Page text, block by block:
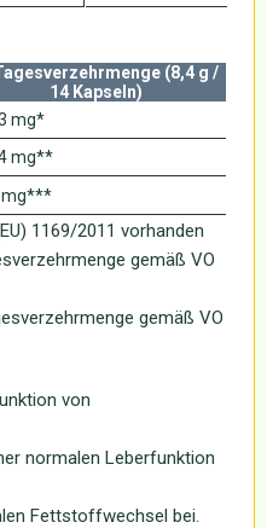
(8,4 g /
14 Kapseln)
mg*
mg**
mg***
1169/2011 vorhanden
gemäß VO
gemäß VO
von
normalen Leberfunktion
Fettstoffwechsel bei.